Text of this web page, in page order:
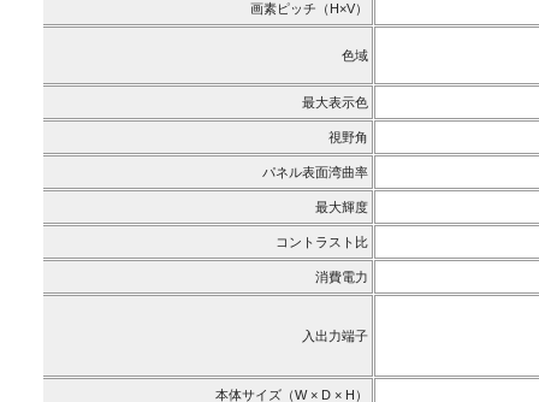
画素ピッチ（H×V）
色域
最大表示色
視野角
パネル表面湾曲率
最大輝度
コントラスト比
消費電力
入出力端子
本体サイズ（W × D × H）